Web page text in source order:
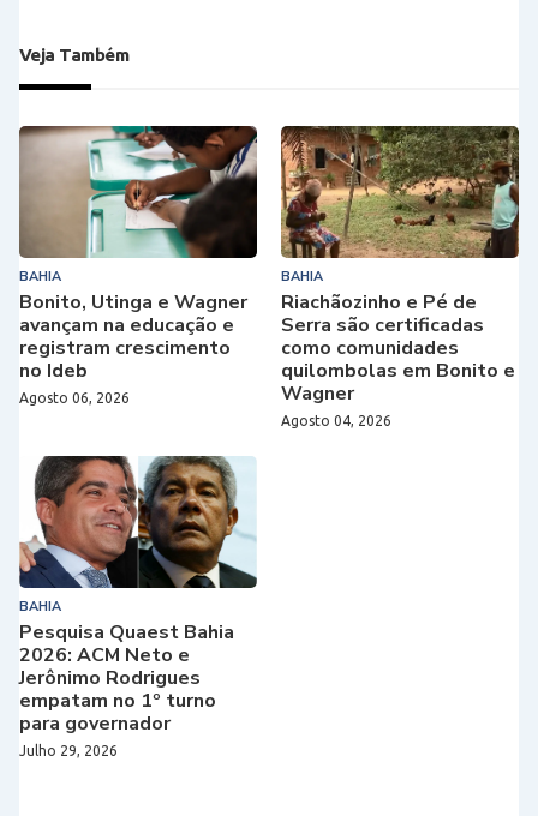
Veja Também
BAHIA
Bonito, Utinga e Wagner
avançam na educação e
registram crescimento
no Ideb
Agosto 06, 2026
BAHIA
Riachãozinho e Pé de
Serra são certificadas
como comunidades
quilombolas em Bonito e
Wagner
Agosto 04, 2026
BAHIA
Pesquisa Quaest Bahia
2026: ACM Neto e
Jerônimo Rodrigues
empatam no 1º turno
para governador
Julho 29, 2026